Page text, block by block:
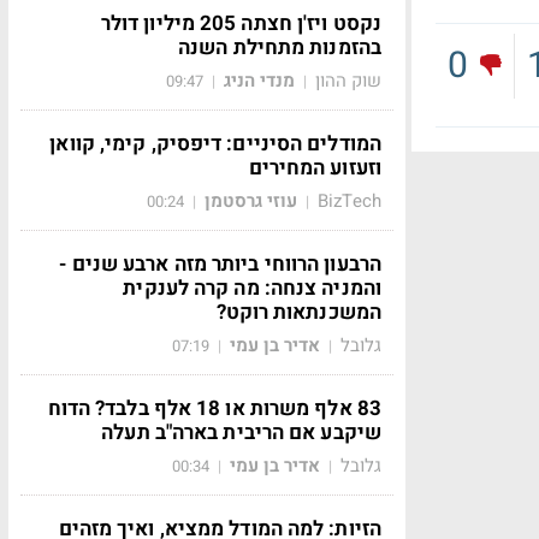
0
נקסט ויז'ן חצתה 205 מיליון דולר
בהזמנות מתחילת השנה
שוק ההון | מנדי הניג |
09:47
המודלים הסיניים: דיפסיק, קימי, קוואן
וזעזוע המחירים
BizTech
| עוזי גרסטמן |
00:24
הרבעון הרווחי ביותר מזה ארבע שנים -
והמניה צנחה: מה קרה לענקית
המשכנתאות רוקט?
גלובל | אדיר בן עמי |
07:19
83 אלף משרות או 18 אלף בלבד? הדוח
שיקבע אם הריבית בארה"ב תעלה
גלובל | אדיר בן עמי |
00:34
הזיות: למה המודל ממציא, ואיך מזהים